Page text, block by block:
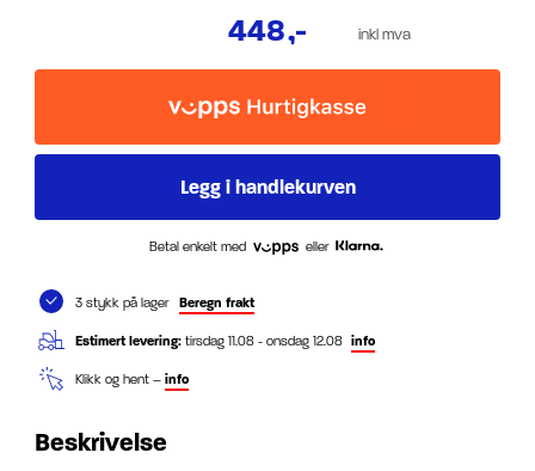
448,- inkl mva
Betal enkelt med eller
3 stykk på lager Beregn frakt
Estimert levering: tirsdag 11.08 - onsdag 12.08 info
Klikk og hent – info
Beskrivelse